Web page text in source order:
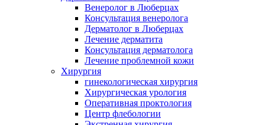
Венеролог в Люберцах
Консультация венеролога
Дерматолог в Люберцах
Лечение дерматита
Консультация дерматолога
Лечение проблемной кожи
Хирургия
гинекологическая хирургия
Хирургическая урология
Оперативная проктология
Центр флебологии